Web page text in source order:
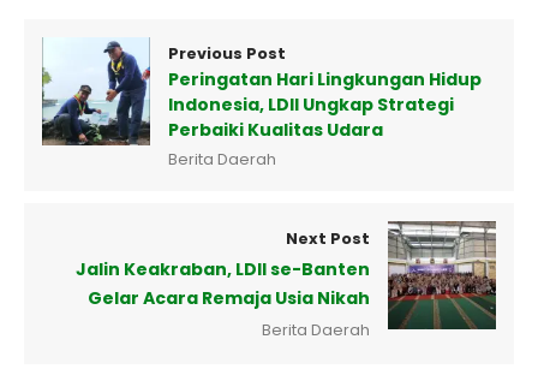
Previous Post
Peringatan Hari Lingkungan Hidup
Indonesia, LDII Ungkap Strategi
Perbaiki Kualitas Udara
Berita Daerah
Next Post
Jalin Keakraban, LDII se-Banten
Gelar Acara Remaja Usia Nikah
Berita Daerah